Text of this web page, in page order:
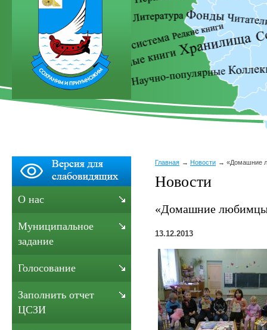
Главная Новости «Домашние
Новости
«Домашние
13.12.2013
О нас
Муниципальное
задание
Голосование
Заполнить отчет
ЦСЗИ